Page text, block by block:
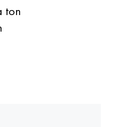
ton